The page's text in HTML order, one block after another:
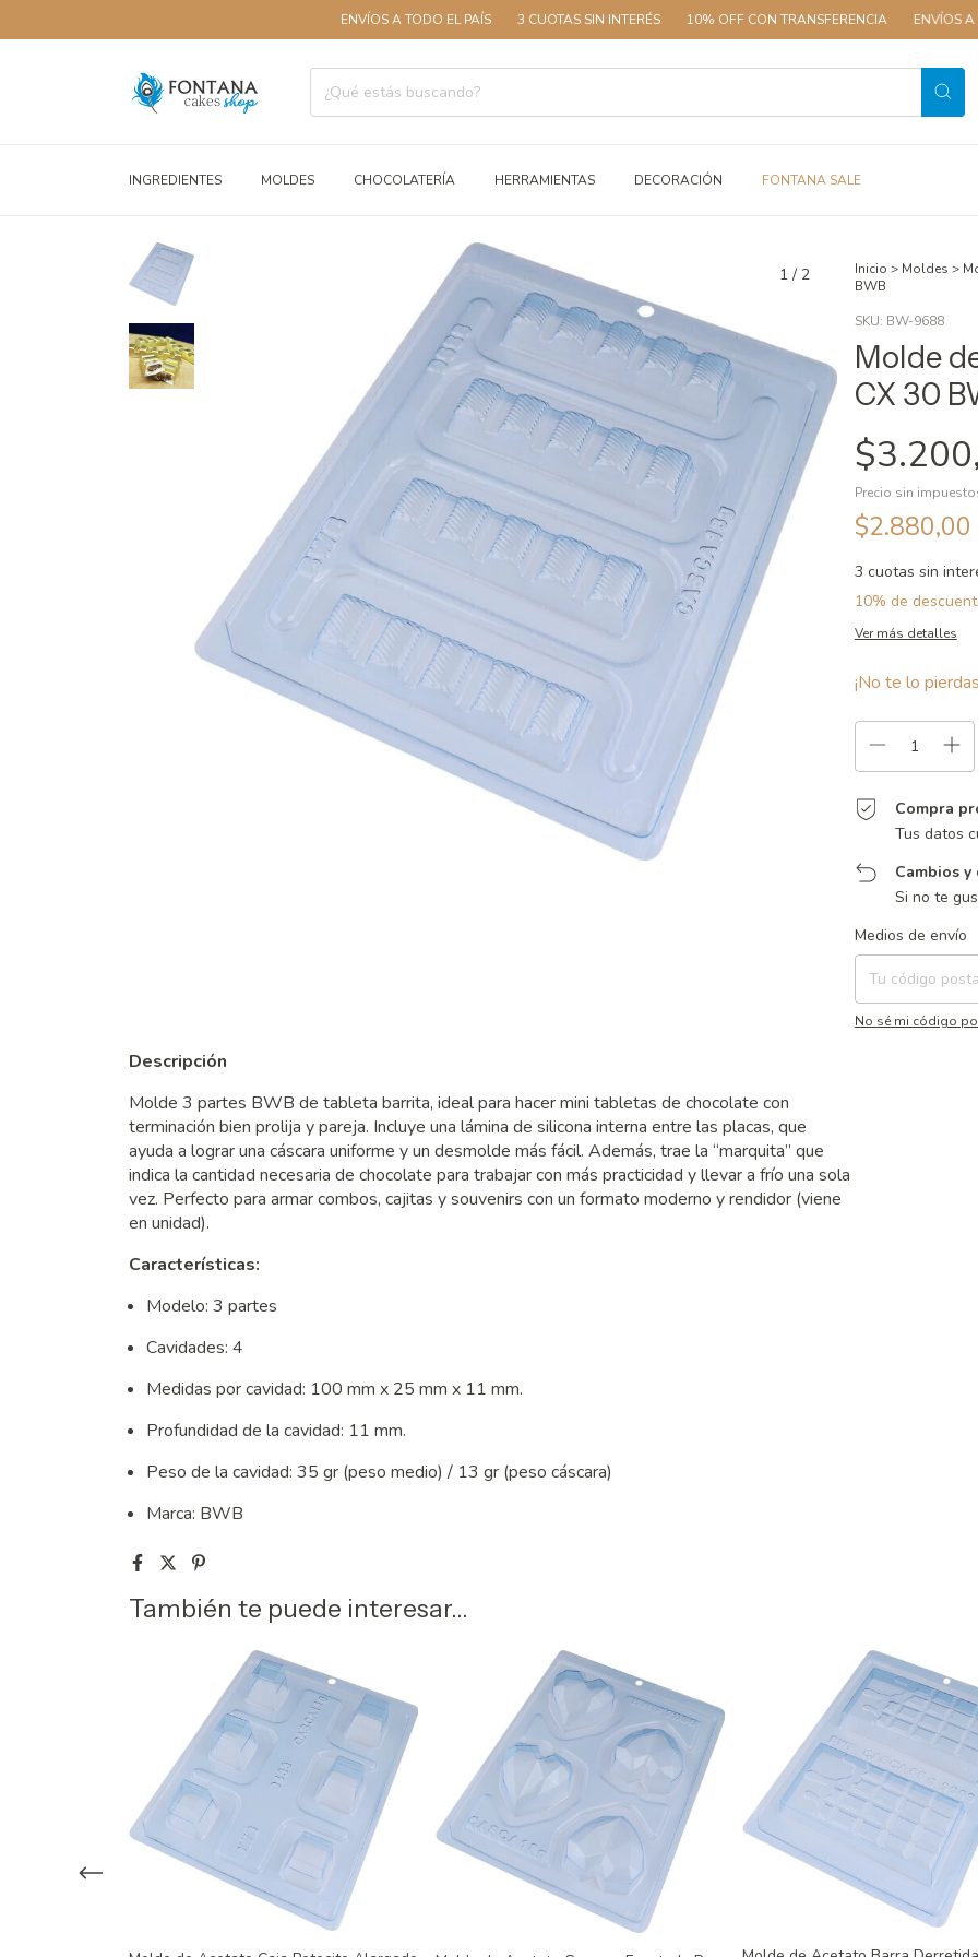
ENVÍOS A TODO EL PAÍS 3 CUOTAS SIN INTERÉS 10% OFF CON TRANSFERENCIA ENVÍOS A TODO
INGREDIENTES MOLDES CHOCOLATERÍA HERRAMIENTAS DECORACIÓN FONTANA SALE
1 / 2 Inicio > Moldes >
BWB
SKU: BW-9688
Molde
CX 30
Precio sin
$2.880,00
3 cuotas sin
10% de
Ver más detalles
¡No te lo
Compra
Tus datos
Cambios
Si no te
Entregas para el CP:
Medios de envío
No sé mi código
Descripción
Molde 3 partes BWB de tableta barrita, ideal para hacer mini tabletas de chocolate con
terminación bien prolija y pareja. Incluye una lámina de silicona interna entre las placas, que
ayuda a lograr una cáscara uniforme y un desmolde más fácil. Además, trae la “marquita” que
indica la cantidad necesaria de chocolate para trabajar con más practicidad y llevar a frío una sola
vez. Perfecto para armar combos, cajitas y souvenirs con un formato moderno y rendidor (viene
en unidad).
Características:
Modelo: 3 partes
Cavidades: 4
Medidas por cavidad: 100 mm x 25 mm x 11 mm.
Profundidad de la cavidad: 11 mm.
Peso de la cavidad: 35 gr (peso medio) / 13 gr (peso cáscara)
Marca: BWB
También te puede interesar...